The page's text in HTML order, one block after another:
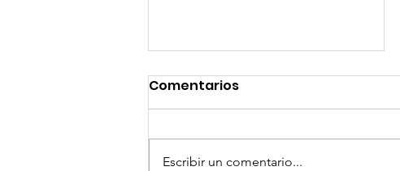
Comentarios
Escribir un comentario...